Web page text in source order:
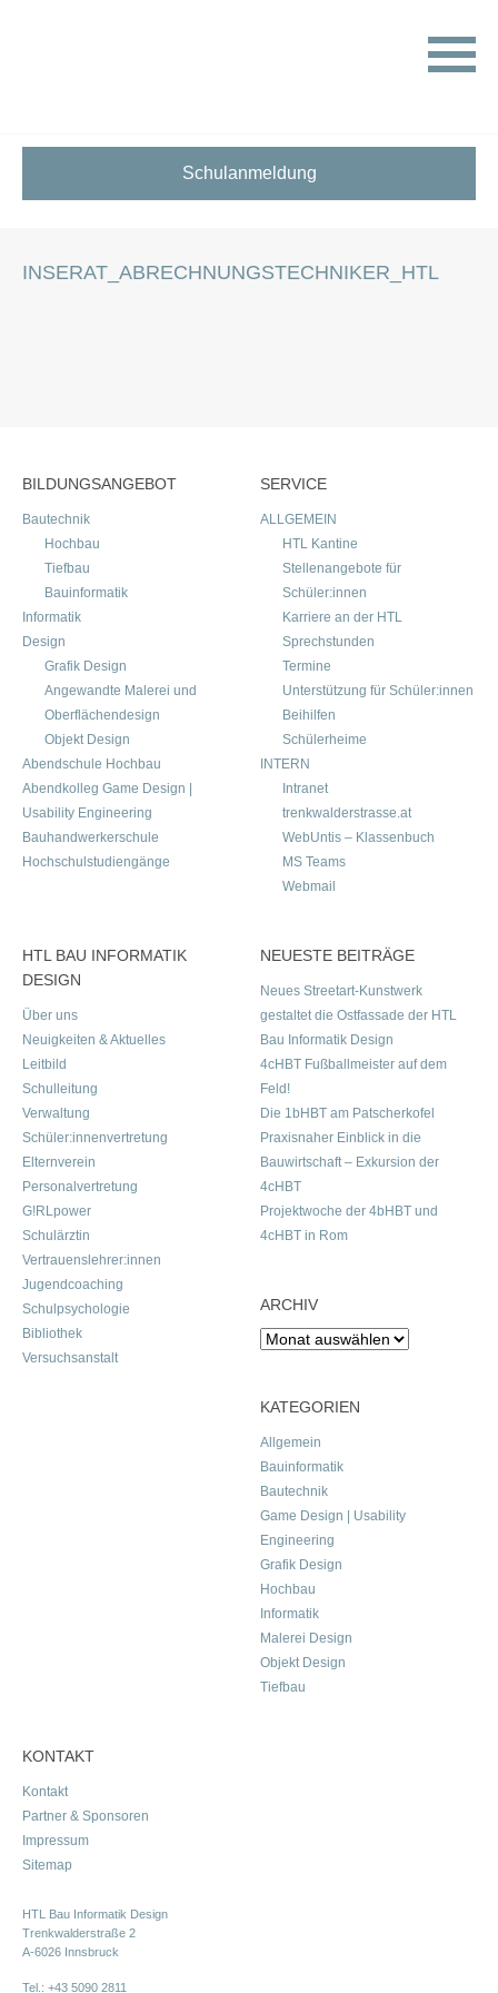
Schulanmeldung
INSERAT_ABRECHNUNGSTECHNIKER_HTL
BILDUNGSANGEBOT
Bautechnik
Hochbau
Tiefbau
Bauinformatik
Informatik
Design
Grafik Design
Angewandte Malerei und
Oberflächendesign
Objekt Design
Abendschule Hochbau
Abendkolleg Game Design |
Usability Engineering
Bauhandwerkerschule
Hochschulstudiengänge
SERVICE
ALLGEMEIN
HTL Kantine
Stellenangebote für
Schüler:innen
Karriere an der HTL
Sprechstunden
Termine
Unterstützung für Schüler:innen
Beihilfen
Schülerheime
INTERN
Intranet
trenkwalderstrasse.at
WebUntis – Klassenbuch
MS Teams
Webmail
HTL BAU INFORMATIK
DESIGN
Über uns
Neuigkeiten & Aktuelles
Leitbild
Schulleitung
Verwaltung
Schüler:innenvertretung
Elternverein
Personalvertretung
G!RLpower
Schulärztin
Vertrauenslehrer:innen
Jugendcoaching
Schulpsychologie
Bibliothek
Versuchsanstalt
NEUESTE BEITRÄGE
Neues Streetart-Kunstwerk
gestaltet die Ostfassade der HTL
Bau Informatik Design
4cHBT Fußballmeister auf dem
Feld!
Die 1bHBT am Patscherkofel
Praxisnaher Einblick in die
Bauwirtschaft – Exkursion der
4cHBT
Projektwoche der 4bHBT und
4cHBT in Rom
ARCHIV
Archiv
KATEGORIEN
Allgemein
Bauinformatik
Bautechnik
Game Design | Usability
Engineering
Grafik Design
Hochbau
Informatik
Malerei Design
Objekt Design
Tiefbau
KONTAKT
Kontakt
Partner & Sponsoren
Impressum
Sitemap
HTL Bau Informatik Design
Trenkwalderstraße 2
A-6026 Innsbruck
Tel.: +43 5090 2811